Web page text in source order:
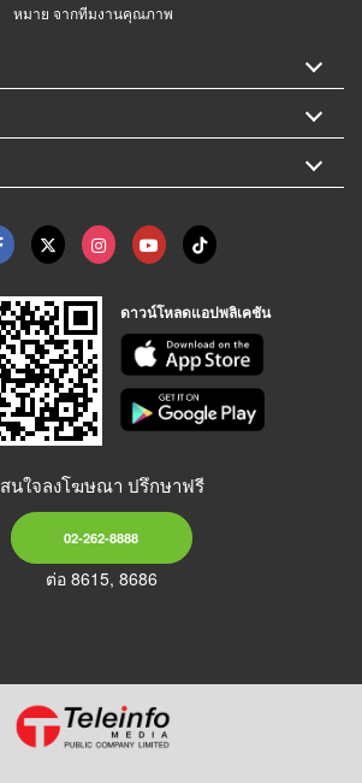
หมาย จากทีมงานคุณภาพ
ดาวน์โหลดแอปพลิเคชัน
สนใจลงโฆษณา ปรึกษาฟรี
02-262-8888
ต่อ 8615, 8686